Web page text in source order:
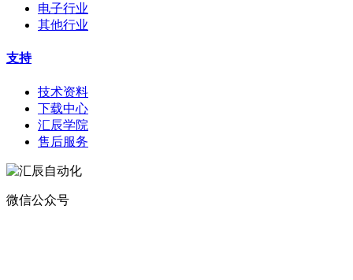
电子行业
其他行业
支持
技术资料
下载中心
汇辰学院
售后服务
微信公众号